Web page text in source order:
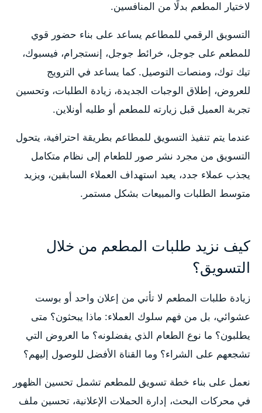
لاختيار المطعم بدلًا من المنافسين.
التسويق الرقمي للمطاعم يساعد على بناء حضور قوي
للمطعم على جوجل، خرائط جوجل، إنستجرام، فيسبوك،
تيك توك، ومنصات التوصيل. كما يساعد في الترويج
للعروض، إطلاق الوجبات الجديدة، زيادة الطلبات، وتحسين
تجربة العميل قبل زيارته للمطعم أو طلبه أونلاين.
عندما يتم تنفيذ التسويق للمطاعم بطريقة احترافية، يتحول
التسويق من مجرد نشر صور للطعام إلى نظام متكامل
يجذب عملاء جدد، يعيد استهداف العملاء السابقين، ويزيد
متوسط الطلبات والمبيعات بشكل مستمر.
كيف نزيد طلبات المطعم من خلال
التسويق؟
زيادة طلبات المطعم لا تأتي من إعلان واحد أو بوست
عشوائي، بل من فهم سلوك العملاء: ماذا يبحثون؟ متى
يطلبون؟ ما نوع الطعام الذي يفضلونه؟ ما العروض التي
تشجعهم على الشراء؟ وما القناة الأفضل للوصول إليهم؟
نعمل على بناء خطة تسويق للمطعم تشمل تحسين الظهور
في محركات البحث، إدارة الحملات الإعلانية، تحسين ملف